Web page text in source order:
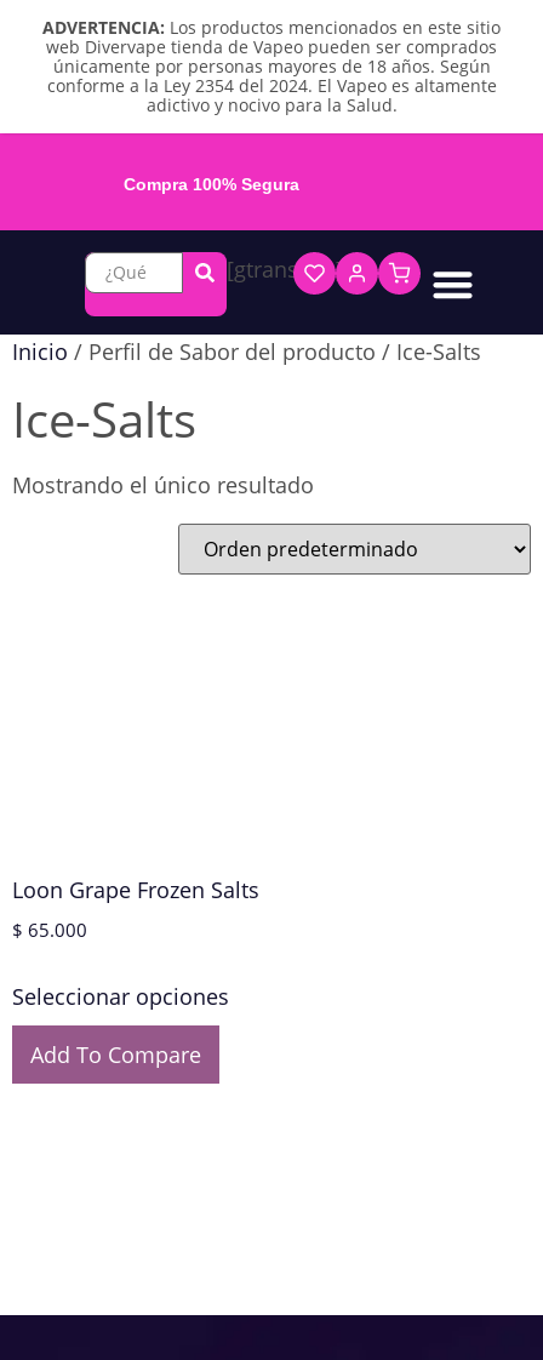
ADVERTENCIA: Los productos mencionados en este sitio
web Divervape tienda de Vapeo pueden ser comprados
únicamente por personas mayores de 18 años. Según
conforme a la Ley 2354 del 2024. El Vapeo es altamente
adictivo y nocivo para la Salud.
Compra 100% Segura
[gtranslate]
Inicio / Perfil de Sabor del producto / Ice-Salts
Ice-Salts
Mostrando el único resultado
Loon Grape Frozen Salts
$ 65.000
Seleccionar opciones
Add To Compare